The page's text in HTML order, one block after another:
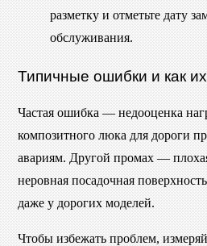
разметку и отметьте дату
обслуживания.
Типичные ошибки и как
Частая ошибка — недооценка
композитного люка для дороги
авариям. Другой промах —
неровная посадочная
даже у дорогих моделей.
Чтобы избежать проблем,